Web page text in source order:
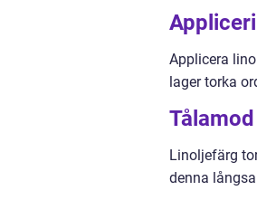
Applicera
lager torka
Linoljefärg
denna